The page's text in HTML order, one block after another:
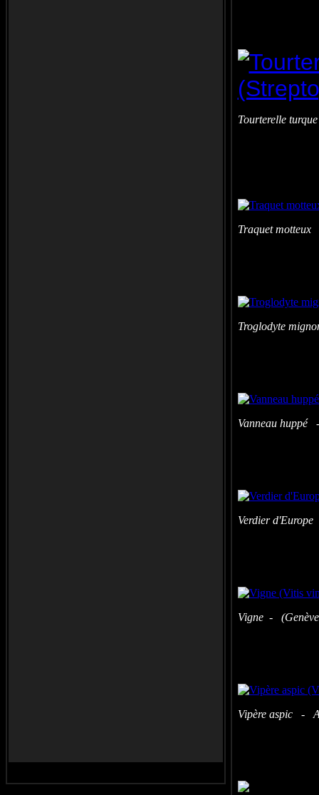
Tourterelle
Traquet
Troglodyte
Vanneau huppé
Verdier
Vigne - (Genève
Vipère aspic -